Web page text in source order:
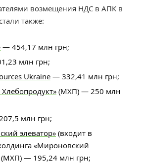
возмещения НДС в АПК в
также:
— 454,17 млн грн;
млн грн;
Ukraine — 332,41 млн грн;
(МХП) — 250 млн
млн грн;
элеватор» (входит в
«Мироновский
(МХП) — 195,24 млн грн;